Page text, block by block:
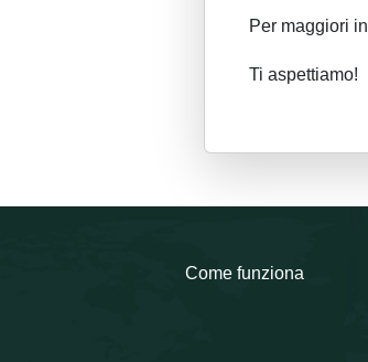
Per maggiori
Ti aspettiamo!
Come funziona